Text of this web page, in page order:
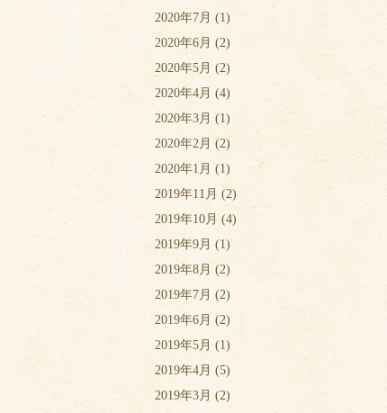
2020年7月 (1)
2020年6月(2)
2020年5月 (2)
2020年4月 (4)
2020年3月 (1)
2020年2月 (2)
2020年1月 (1)
2019年11月 (2)
2019年10月(4)
2019年9月 (1)
2019年8月 (2)
2019年7月 (2)
2019年6月 (2)
2019年5月 (1)
2019年4月 (5)
2019年3月(2)